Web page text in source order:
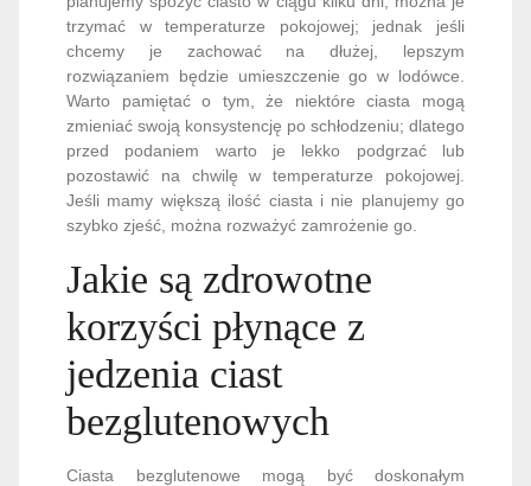
trzymać w temperaturze pokojowej; jednak jeśli
chcemy je zachować na dłużej, lepszym
rozwiązaniem będzie umieszczenie go w lodówce.
Warto pamiętać o tym, że niektóre ciasta mogą
zmieniać swoją konsystencję po schłodzeniu; dlatego
przed podaniem warto je lekko podgrzać lub
pozostawić na chwilę w temperaturze pokojowej.
Jeśli mamy większą ilość ciasta i nie planujemy go
szybko zjeść, można rozważyć zamrożenie go.
Jakie są zdrowotne
korzyści płynące z
jedzenia ciast
bezglutenowych
Ciasta bezglutenowe mogą być doskonałym